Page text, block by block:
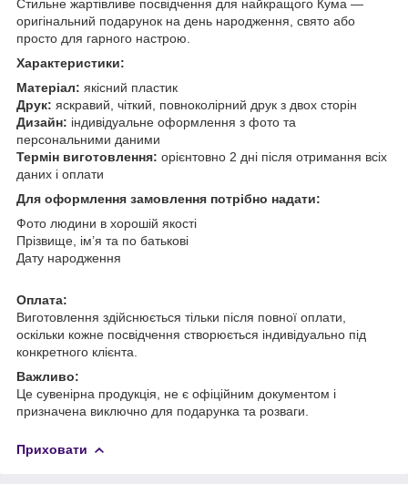
Стильне жартівливе посвідчення для найкращого Кума —
оригінальний подарунок на день народження, свято або
просто для гарного настрою.
Характеристики:
Матеріал: якісний пластик
Друк: яскравий, чіткий, повноколірний друк з двох сторін
Дизайн: індивідуальне оформлення з фото та
персональними даними
Термін виготовлення: орієнтовно 2 дні після отримання всіх
даних і оплати
Для оформлення замовлення потрібно надати:
Фото людини в хорошій якості
Прізвище, ім’я та по батькові
Дату народження
Оплата:
Виготовлення здійснюється тільки після повної оплати,
оскільки кожне посвідчення створюється індивідуально під
конкретного клієнта.
Важливо:
Це сувенірна продукція, не є офіційним документом і
призначена виключно для подарунка та розваги.
Приховати